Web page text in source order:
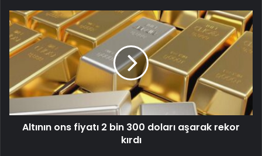
Altının ons fiyatı 2 bin 300 doları aşarak rekor
kırdı